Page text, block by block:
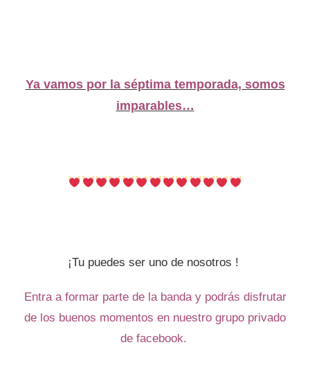
Ya vamos por la séptima temporada, somos
imparables…
¡Tu puedes ser uno de nosotros !
Entra a formar parte de la banda y podrás disfrutar
de los buenos momentos en nuestro grupo privado
de facebook.